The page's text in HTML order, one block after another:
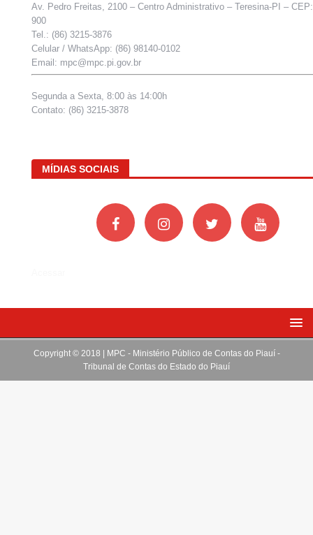
Av. Pedro Freitas, 2100 – Centro Administrativo – Teresina-PI –
900
Tel.: (86) 3215-3876
Celular / WhatsApp: (86) 98140-0102
Email: mpc@mpc.pi.gov.br
Segunda a Sexta, 8:00 às 14:00h
Contato: (86) 3215-3878
MÍDIAS SOCIAIS
Copyright © 2018 | MPC - Ministério Público de Contas do Piauí -
Tribunal de Contas do Estado do Piauí